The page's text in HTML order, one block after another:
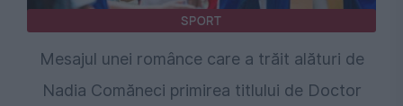
SPORT
Mesajul unei românce care a trăit alături de
Nadia Comăneci primirea titlului de Doctor